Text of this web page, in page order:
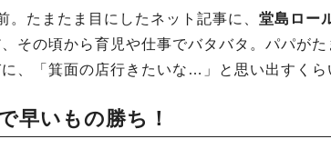
たまたま目にしたネット記事に、 堂島ロー
その頃から育児や仕事でバタバタ。パパが
、「箕面の店行きたいな…」と思い出すくら
早いもの勝ち！